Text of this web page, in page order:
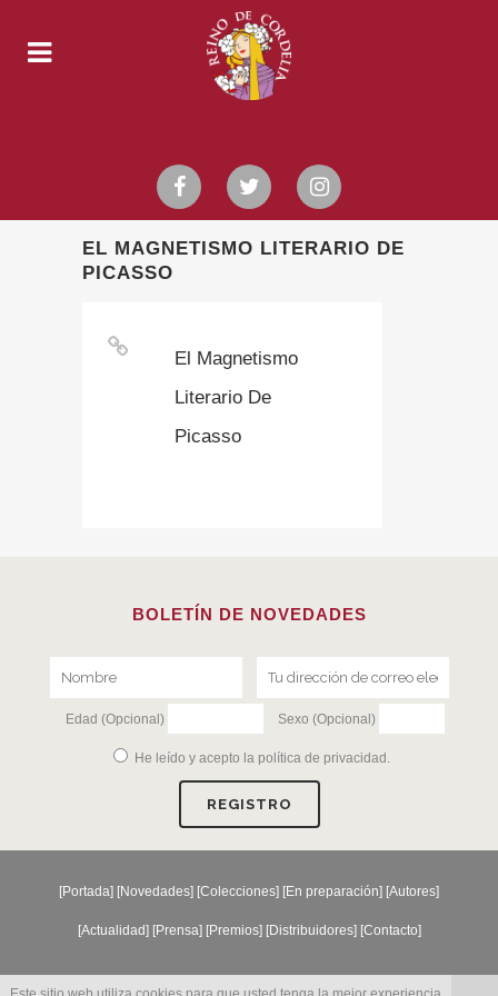
EL MAGNETISMO LITERARIO DE
PICASSO
El Magnetismo
Literario De
Picasso
BOLETÍN DE NOVEDADES
Edad (Opcional) Sexo (Opcional)
He leído y acepto la política de privacidad .
[Portada] [Novedades] [Colecciones] [En preparación] [Autores]
[Actualidad] [Prensa] [Premios] [Distribuidores] [Contacto]